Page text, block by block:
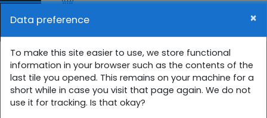
Side panel
Skip to main content
9 ශ්‍රේණිය සති පාසල
Home සිංහල 9 ශ්‍රේණිය
9SP
Data preference ×
To make this site easier to use, we store functional
information in your browser such as the contents of the
last tile you opened. This remains on your machine for a
short while in case you visit that page again. We do not
use it for tracking. Is that okay?